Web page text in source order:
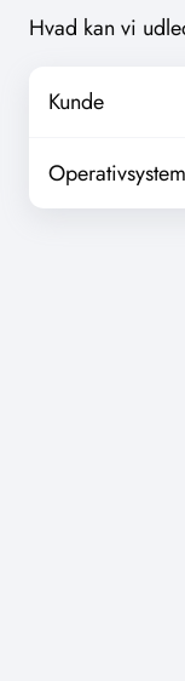
Hvad kan vi
Kunde
Operativsystem